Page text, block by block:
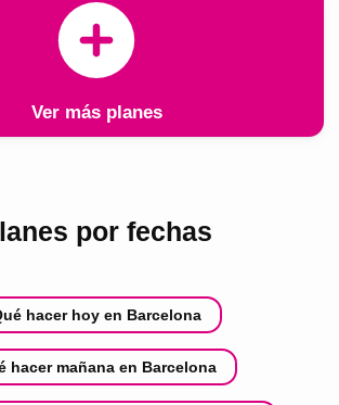
Ver más planes
por fechas
hacer hoy en Barcelona
hacer mañana en Barcelona